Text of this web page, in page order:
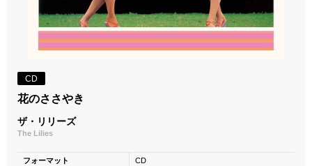
CD
花のささやき
ザ・リリーズ
The Lilies
フォーマット
CD